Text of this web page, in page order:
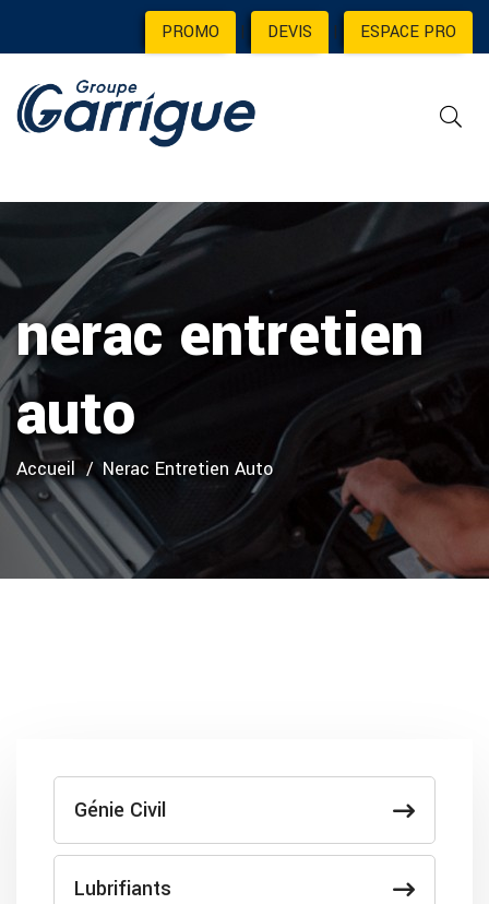
PROMO | DEVIS | ESPACE PRO
nerac entretien
auto
Accueil Nerac Entretien Auto
Génie Civil
Lubrifiants